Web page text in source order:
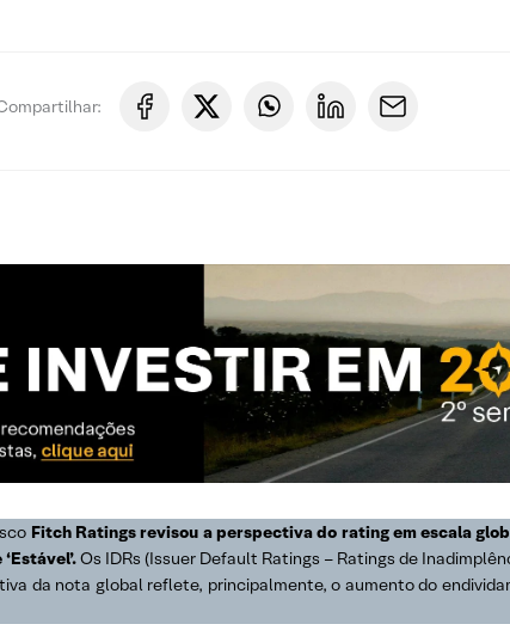
Fitch Ratings revisou a perspectiva do rating em escala
Os IDRs (Issuer Default Ratings – Ratings de
da nota global reflete, principalmente, o aumento do